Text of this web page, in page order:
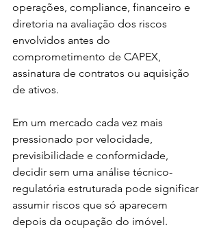
operações, compliance, financeiro e
diretoria na avaliação dos riscos
envolvidos antes do
comprometimento de CAPEX,
assinatura de contratos ou aquisição
de ativos.
Em um mercado cada vez mais
pressionado por velocidade,
previsibilidade e conformidade,
decidir sem uma análise técnico-
regulatória estruturada pode significar
assumir riscos que só aparecem
depois da ocupação do imóvel.